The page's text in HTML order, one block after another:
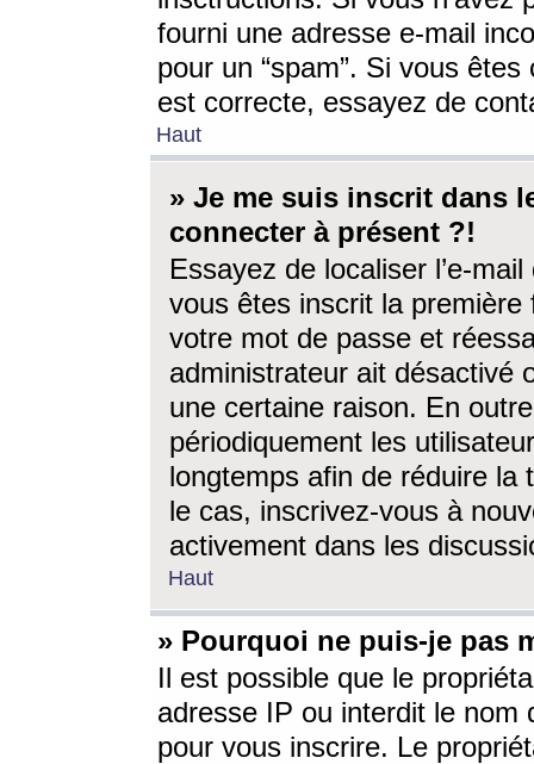
fourni une adresse e-mail
pour un “spam”. Si vous
est correcte, essayez de
Haut
» Je me suis inscrit dans
connecter à présent ?!
Essayez de localiser l’e-
vous êtes inscrit la première
votre mot de passe et
administrateur ait désactivé
une certaine raison. En
périodiquement les
longtemps afin de réduire la
le cas, inscrivez-vous à
activement dans les
Haut
» Pourquoi ne puis-je pas
Il est possible que le
adresse IP ou interdit le nom
pour vous inscrire. Le